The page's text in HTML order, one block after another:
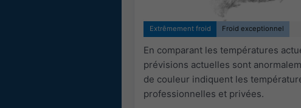
Extrêmement froid Froid exceptionnel
En comparant les températures
prévisions actuelles sont
de couleur indiquent les
professionnelles et privées.